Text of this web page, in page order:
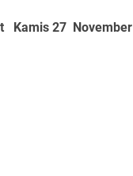
Kamis 27 November